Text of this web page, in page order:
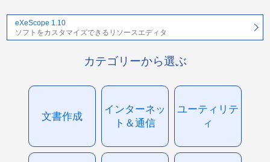
eXeScope 1.10
ソフトをカスタマイズできるリソースエディタ
カテゴリーから選ぶ
文書作成
インターネッ
ト＆通信
ユーティリテ
ィ